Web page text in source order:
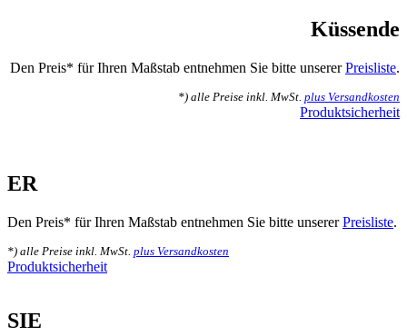
Küssende
Den Preis* für Ihren Maßstab entnehmen Sie bitte unsererPreisliste.
*) alle Preise inkl. MwSt. plus Versandkosten
Produktsicherheit
ER
Den Preis* für Ihren Maßstab entnehmen Sie bitte unsererPreisliste.
*) alle Preise inkl. MwSt. plus Versandkosten
Produktsicherheit
SIE